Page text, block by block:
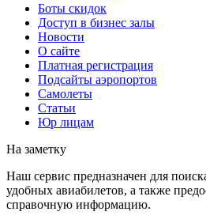
Боты скидок
Доступ в бизнес залы
Новости
О сайте
Платная регистрация
Подсайты аэропортов
Самолеты
Статьи
Юр лицам
На заметку
Наш сервис предназначен для
удобных авиабилетов, а также
справочную информацию.